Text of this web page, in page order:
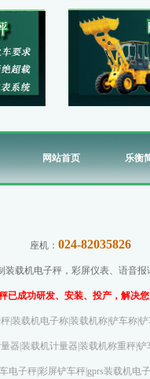
网站首页 乐衡
座机： 024-82035826
载机电子秤，彩屏仪表、语音
已成功研发、安装、投产，解决
|装载机电子称|装载机称|铲车称|
载机计量器|装载机称重秤|铲车
|彩屏铲车秤|gprs装载机电子